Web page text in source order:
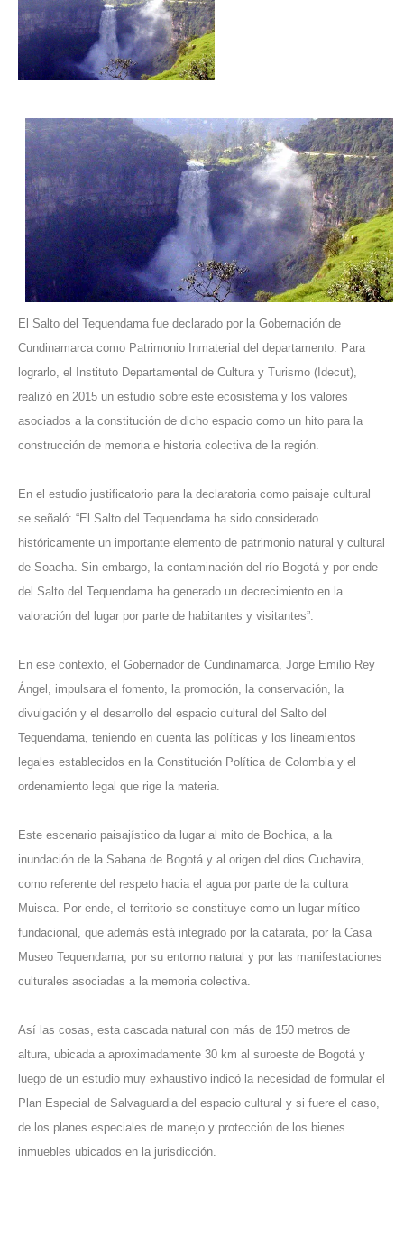
El Salto del Tequendama fue declarado por la Gobernación de
Cundinamarca como Patrimonio Inmaterial del departamento. Para
lograrlo, el Instituto Departamental de Cultura y Turismo (Idecut),
realizó en 2015 un estudio sobre este ecosistema y los valores
asociados a la constitución de dicho espacio como un hito para la
construcción de memoria e historia colectiva de la región.
En el estudio justificatorio para la declaratoria como paisaje cultural
se señaló: “El Salto del Tequendama ha sido considerado
históricamente un importante elemento de patrimonio natural y cultural
de Soacha. Sin embargo, la contaminación del río Bogotá y por ende
del Salto del Tequendama ha generado un decrecimiento en la
valoración del lugar por parte de habitantes y visitantes”.
En ese contexto, el Gobernador de Cundinamarca, Jorge Emilio Rey
Ángel, impulsara el fomento, la promoción, la conservación, la
divulgación y el desarrollo del espacio cultural del Salto del
Tequendama, teniendo en cuenta las políticas y los lineamientos
legales establecidos en la Constitución Política de Colombia y el
ordenamiento legal que rige la materia.
Este escenario paisajístico da lugar al mito de Bochica, a la
inundación de la Sabana de Bogotá y al origen del dios Cuchavira,
como referente del respeto hacia el agua por parte de la cultura
Muisca. Por ende, el territorio se constituye como un lugar mítico
fundacional, que además está integrado por la catarata, por la Casa
Museo Tequendama, por su entorno natural y por las manifestaciones
culturales asociadas a la memoria colectiva.
Así las cosas, esta cascada natural con más de 150 metros de
altura, ubicada a aproximadamente 30 km al suroeste de Bogotá y
luego de un estudio muy exhaustivo indicó la necesidad de formular el
Plan Especial de Salvaguardia del espacio cultural y si fuere el caso,
de los planes especiales de manejo y protección de los bienes
inmuebles ubicados en la jurisdicción.